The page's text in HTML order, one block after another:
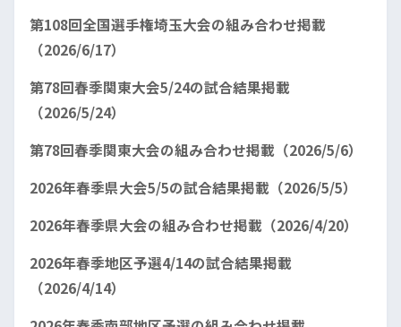
第108回全国選手権埼玉大会の組み合わせ掲載
（2026/6/17）
第78回春季関東大会5/24の試合結果掲載
（2026/5/24）
第78回春季関東大会の組み合わせ掲載（2026/5/6）
2026年春季県大会5/5の試合結果掲載（2026/5/5）
2026年春季県大会の組み合わせ掲載（2026/4/20）
2026年春季地区予選4/14の試合結果掲載
（2026/4/14）